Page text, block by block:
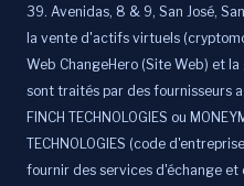
39. Avenidas, 8 & 9, San José,
la vente d'actifs virtuels
Web ChangeHero (Site Web) et
sont traités par des fournisseurs
FINCH TECHNOLOGIES ou
TECHNOLOGIES (code
fournir des services d'échange